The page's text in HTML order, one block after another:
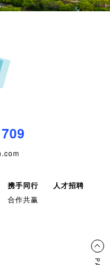
携手同行
合作共赢
人才招聘